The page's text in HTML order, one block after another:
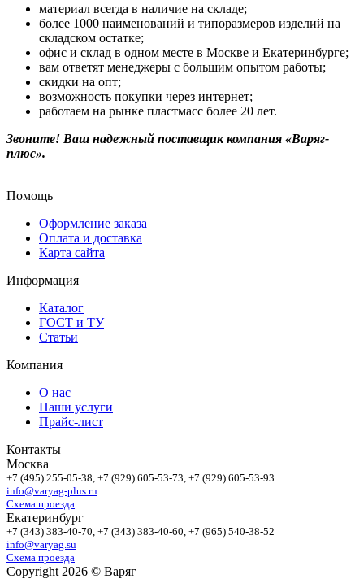
материал всегда в наличие на складе;
более 1000 наименований и типоразмеров изделий на
складском остатке;
офис и склад в одном месте в Москве и Екатеринбурге;
вам ответят менеджеры с большим опытом работы;
скидки на опт;
возможность покупки через интернет;
работаем на рынке пластмасс более 20 лет.
Звоните! Ваш надежный поставщик компания «Варяг-
плюс».
Помощь
Оформление заказа
Оплата и доставка
Карта сайта
Информация
Каталог
ГОСТ и ТУ
Статьи
Компания
О нас
Наши услуги
Прайс-лист
Контакты
Москва
+7 (495) 255-05-38 , +7 (929) 605-53-73 , +7 (929) 605-53-93
info@varyag-plus.ru
Схема проезда
Екатеринбург
+7 (343) 383-40-70 , +7 (343) 383-40-60 , +7 (965) 540-38-52
info@varyag.su
Схема проезда
Copyright 2026 © Варяг